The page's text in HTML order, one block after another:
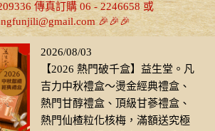
傳真訂購 06 - 2246658 或
🎉🎉🎉
2026/08/03
【2026 熱門破千盒】益生堂。凡
吉力中秋禮盒～燙金經典禮盒、
熱門甘醇禮盒、頂級甘蔘禮盒、
熱門仙楂粒化核梅，滿額送究極